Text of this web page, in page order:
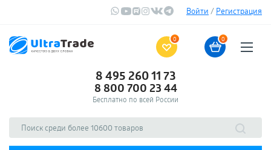
Войти / Регистрация
0 0
8 495 260 11 73
8 800 700 23 44
Бесплатно по всей России